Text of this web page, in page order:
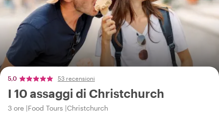
5,0 53 recensioni
I 10 assaggi di Christchurch
3 ore Food Tours Christchurch